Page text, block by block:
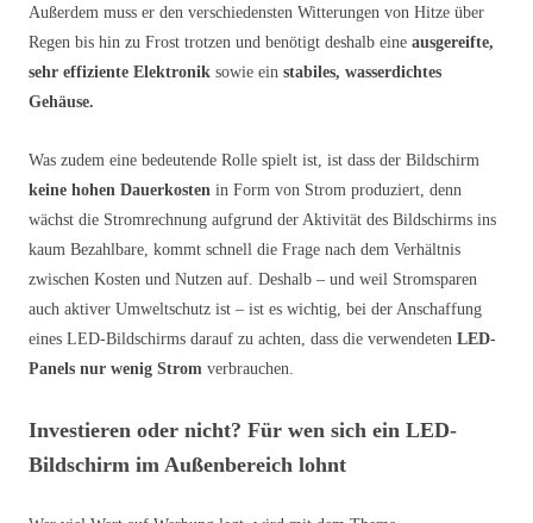
Außerdem muss er den verschiedensten Witterungen von Hitze über
Regen bis hin zu Frost trotzen und benötigt deshalb eine ausgereifte,
sehr effiziente Elektronik sowie ein stabiles, wasserdichtes
Gehäuse.
Was zudem eine bedeutende Rolle spielt ist, ist dass der Bildschirm
keine hohen Dauerkosten in Form von Strom produziert, denn
wächst die Stromrechnung aufgrund der Aktivität des Bildschirms ins
kaum Bezahlbare, kommt schnell die Frage nach dem Verhältnis
zwischen Kosten und Nutzen auf. Deshalb – und weil Stromsparen
auch aktiver Umweltschutz ist – ist es wichtig, bei der Anschaffung
eines LED-Bildschirms darauf zu achten, dass die verwendeten LED-
Panels nur wenig Strom verbrauchen.
Investieren oder nicht? Für wen sich ein LED-
Bildschirm im Außenbereich lohnt